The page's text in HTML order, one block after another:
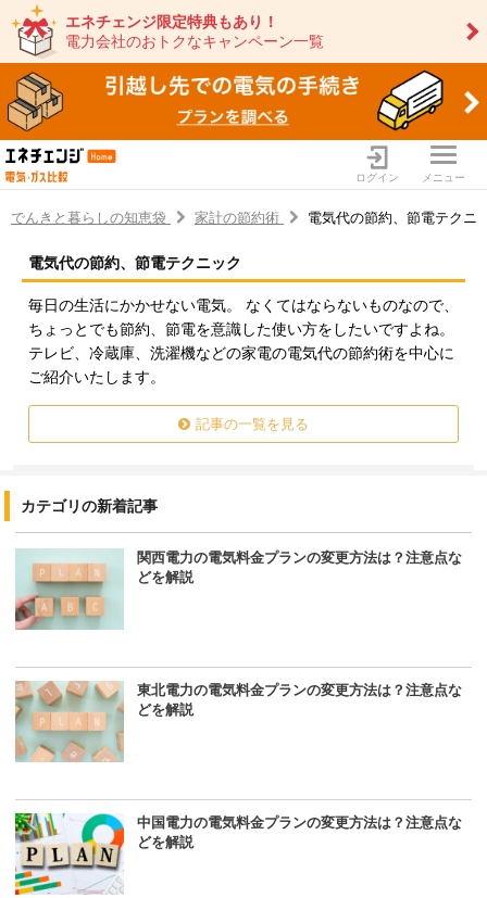
エネチェンジ限定特典もあり！
電力会社のおトクなキャンペーン一覧
ログイン メニュー
でんきと暮らしの知恵袋 家計の節約術 電気代の節約、節電テクニ
電気代の節約、節電テクニック
毎日の生活にかかせない電気。 なくてはならないものなので、
ちょっとでも節約、節電を意識した使い方をしたいですよね。
テレビ、冷蔵庫、洗濯機などの家電の電気代の節約術を中心に
ご紹介いたします。
記事の一覧を見る
カテゴリの新着記事
関西電力の電気料金プランの変更方法は？注意点な
どを解説
東北電力の電気料金プランの変更方法は？注意点な
どを解説
中国電力の電気料金プランの変更方法は？注意点な
どを解説